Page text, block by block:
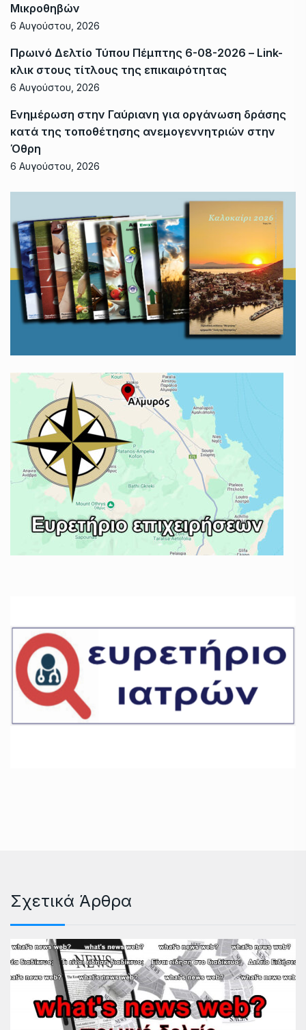
Μικροθηβών
6 Αυγούστου, 2026
Πρωινό Δελτίο Τύπου Πέμπτης 6-08-2026 – Link-
κλικ στους τίτλους της επικαιρότητας
6 Αυγούστου, 2026
Ενημέρωση στην Γαύριανη για οργάνωση δράσης
κατά της τοποθέτησης ανεμογεννητριών στην
Όθρη
6 Αυγούστου, 2026
Σχετικά Άρθρα